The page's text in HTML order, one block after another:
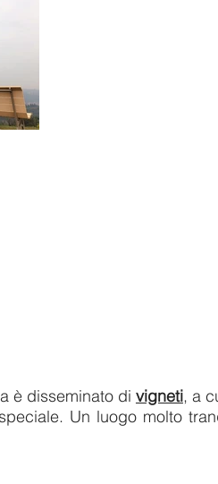
è disseminato di vigneti, a
Un luogo molto